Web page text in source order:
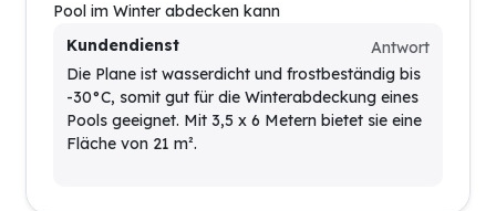
Pool im Winter abdecken kann
Kundendienst
Antwort
Die Plane ist wasserdicht und frostbeständig bis
-30°C, somit gut für die Winterabdeckung eines
Pools geeignet. Mit 3,5 x 6 Metern bietet sie eine
Fläche von 21 m².